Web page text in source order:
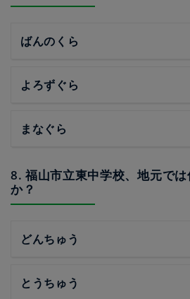
ばんのくら
よろずぐら
まなぐら
8. 福山市立東中学校、地元で
か？
どんちゅう
とうちゅう